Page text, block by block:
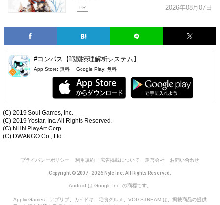
2026年08月07日
PR
#コンパス【戦闘摂理解析システム】
App Store: 無料 Google Play: 無料
(C) 2019 Soul Games, Inc.
(C) 2019 Yostar, Inc. All Rights Reserved.
(C) NHN PlayArt Corp.
(C) DWANGO Co., Ltd.
プライバシーポリシー 利用規約 広告掲載について 運営会社 お問い合わせ
Copyright © 2007- 2026 Nyle Inc. All Rights Reserved.
Android は Google Inc. の商標です。
Appliv Games、アプリブ、カイドキ、宅食グルメ、VOD STREAM は、掲載商品の提供